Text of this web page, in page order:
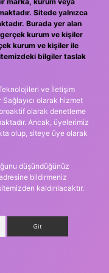
Sitede yalnızca
Burada yer alan
kurum ve kişiler
kurum ve kişiler ile
bilgiler taslak
ve İletişim
Sağlayıcı olarak hizmet
olarak denetleme
Ancak, üyelerimiz
olup, siteye üye olarak
düşündüğünüz
bildirmeniz
kaldırılacaktır.